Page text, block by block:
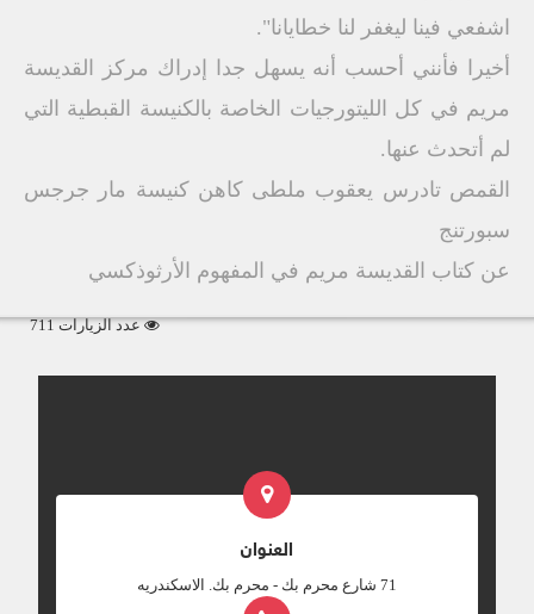
اشفعي فينا ليغفر لنا خطايانا".
أخيرا فأنني أحسب أنه يسهل جدا إدراك مركز القديسة
مريم في كل الليتورجيات الخاصة بالكنيسة القبطية التي
لم أتحدث عنها.
القمص تادرس يعقوب ملطى كاهن كنيسة مار جرجس
سبورتنج
عن كتاب القديسة مريم في المفهوم الأرثوذكسي
عدد الزيارات 711
العنوان
‎71 شارع محرم بك - محرم بك. الاسكندريه